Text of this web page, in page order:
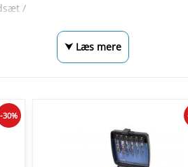
/
⮟ Læs mere
-30%